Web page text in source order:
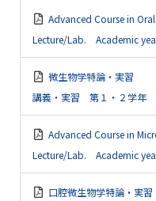
Advanced Course in
Lecture/Lab. Academic
微生物学特論・実習
講義・実習 第１・２学年
Advanced Course in
Lecture/Lab. Academic
口腔微生物学特論・実習